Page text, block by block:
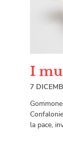
I
7
la pace,